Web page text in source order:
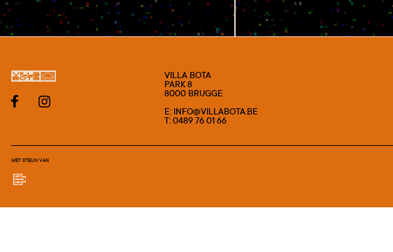
#SHOW
VILLA BOTA
PARK 8
8000 BRUGGE
E: INFO@VILLABOTA.BE
T: 0489 76 01 66
MET STEUN VAN